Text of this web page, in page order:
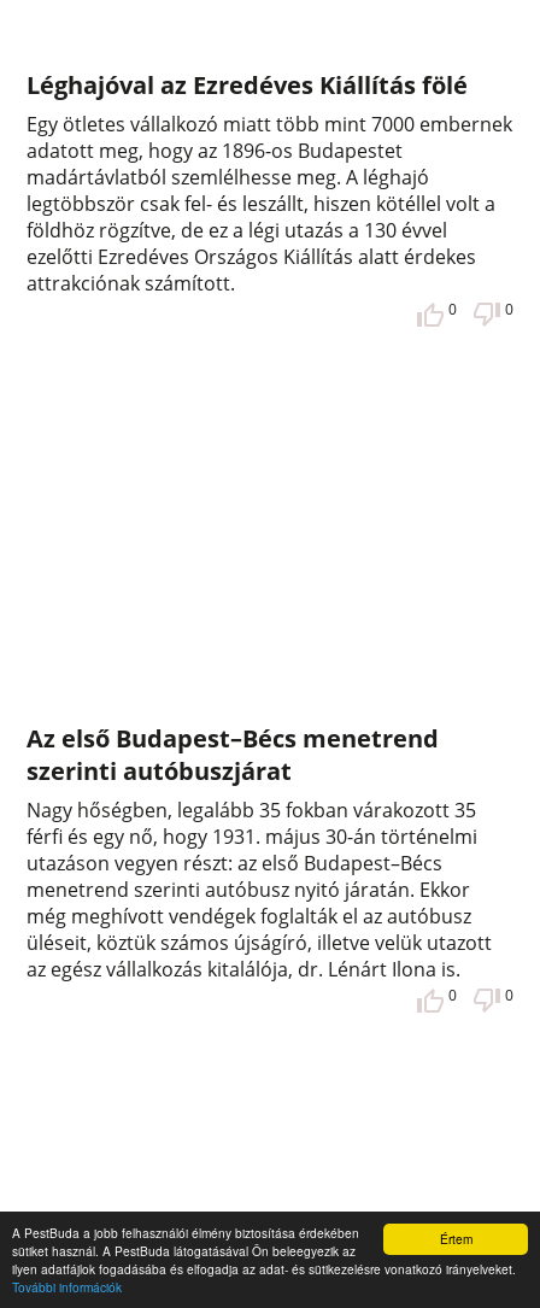
Értem
A PestBuda a jobb felhasználói élmény biztosítása érdekében
sütiket használ. A PestBuda látogatásával Ön beleegyezik az
ilyen adatfájlok fogadásába és elfogadja az adat- és sütikezelésre vonatkozó irányelveket.
További információk
Léghajóval az Ezredéves Kiállítás fölé
Egy ötletes vállalkozó miatt több mint 7000 embernek
adatott meg, hogy az 1896-os Budapestet
madártávlatból szemlélhesse meg. A léghajó
legtöbbször csak fel- és leszállt, hiszen kötéllel volt a
földhöz rögzítve, de ez a légi utazás a 130 évvel
ezelőtti Ezredéves Országos Kiállítás alatt érdekes
attrakciónak számított.
0 0
Az első Budapest–Bécs menetrend
szerinti autóbuszjárat
Nagy hőségben, legalább 35 fokban várakozott 35
férfi és egy nő, hogy 1931. május 30-án történelmi
utazáson vegyen részt: az első Budapest–Bécs
menetrend szerinti autóbusz nyitó járatán. Ekkor
még meghívott vendégek foglalták el az autóbusz
üléseit, köztük számos újságíró, illetve velük utazott
az egész vállalkozás kitalálója, dr. Lénárt Ilona is.
0 0